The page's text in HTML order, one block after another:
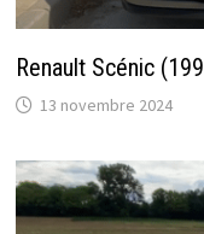
Renault Scénic
13 novembre 2024